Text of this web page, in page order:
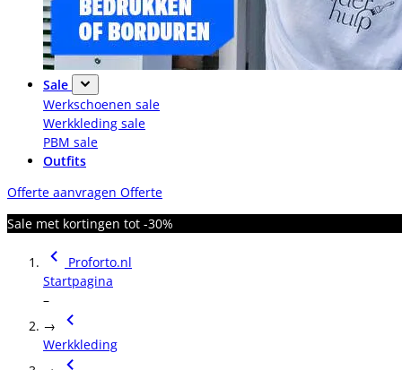
Sale
Werkschoenen sale
Werkkleding sale
PBM sale
Outfits
Offerte aanvragen Offerte
Sale met kortingen tot -30%
Proforto.nl
Startpagina
–
→
Werkkleding